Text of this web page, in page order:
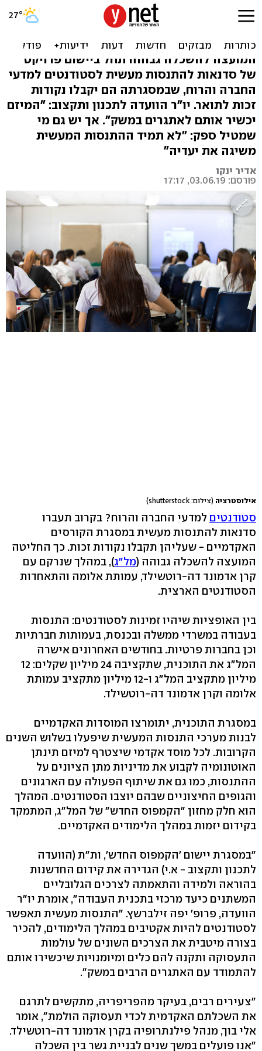
לא רק תיאוריה: התנסות
מעשית במדעי הרוח והחברה
המועצה להשכלה גבוהה תחל ביישום פרויקט
של סדנאות להתנסות מעשית לסטודנטים למדעי
החברה והרוח, שבמסגרתה הם יקבלו נקודות
זכות לתואר. יו"ר הוועדה לתכנון ותקצוב: "המיזם
יכשיר אותם לאתגרים במשק". אך יש גם מי
שמטיל ספק: "לא תמיד ההתנסות המעשית
משיגה את יעדיה"
אדיר ינקו
פורסם: 03.06.19, 17:17
אילוסטרציה (צילום: shutterstock)
סטודנטים למדעי החברה והרוח? בקרוב תעברו
סדנאות להתנסות מעשית במסגרת הקורסים
האקדמיים - שעליהן תקבלו נקודות זכות. כך החליטה
המועצה להשכלה גבוהה (מל"ג), במהלך שנרקם עם
קרן אדמונד דה-רוטשילד, עמותת אלומה והתאחדות
הסטודנטים הארצית.
בין האופציות שיהיו זמינות לסטודנטים: התנסות
בעבודה במשרדי ממשלה ובכנסת, בעמותות חברתיות
וכן בחברות פרטיות. בחודשים האחרונים אישרה
המל"ג את התוכנית, שתקציבה 24 מיליון שקלים: 12
מיליון מתקציב המל"ג ו-12 מיליון מתקציב עמותת
אלומה וקרן אדמונד דה-רוטשילד.
במסגרת התוכנית, יתומרצו המוסדות האקדמיים
לבנות מערכי התנסות המעשית שיפעלו בשלוש השנים
הקרובות. לכל מוסד אקדמי שיצטרף למיזם תינתן
האוטונומיה לקבוע את מדיניות מתן הציונים על
ההתנסות, כמו גם את שיתוף הפעולה עם הארגונים
והגופים החיצוניים שבהם יוצבו הסטודנטים. המהלך
הוא חלק מחזון "הקמפוס החדש" של המל"ג, המתמקד
בקידום יזמות במהלך הלימודים האקדמיים.
"במסגרת יישום 'הקמפוס החדש', ות"ת (הוועדה
לתכנון ותקצוב - א.י) הגדירה את קידום החדשנות
בהוראה ולמידה והתאמתה לצרכים הגלובליים
המשתנים כיעד מרכזי בתכנית העבודה", אומרת יו"ר
הוועדה, פרופ' יפה זילברשץ. "התנסות מעשית תאפשר
לסטודנטים להיות אקטיבים במהלך הלימודים, להכיר
בצורה מיטבית את הצרכים השונים של עולמות
התעסוקה ותקנה להם כלים ומיומנויות שיכשירו אותם
להתמודד עם האתגרים הרבים במשק".
"צעירים רבים, בעיקר מהפריפריה, מתקשים לתרגם
את השכלתם האקדמית לכדי תעסוקה הולמת", אומר
אלי בוך, מנהל פילנתרופיה בקרן אדמונד דה-רוטשילד.
"אנו פועלים במשך שנים לבניית גשר בין השכלה